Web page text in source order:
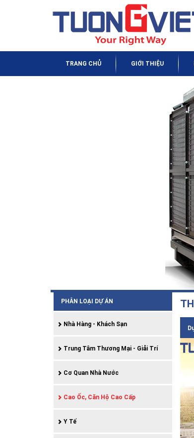
TRANG CHỦ GIỚI THIỆU
PHÂN LOẠI DỰ ÁN
Nhà Hàng - Khách Sạn
Trung Tâm Thương Mại - Giải Trí
Cơ Quan Nhà Nước
Cao Ốc, Căn Hộ Cao Cấp
Y Tế